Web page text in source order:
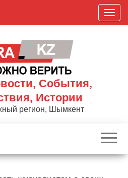
П
о
к
р
События,
Истории
регион, Шымкент